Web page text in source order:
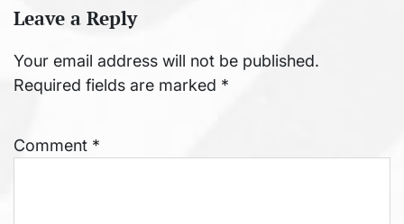
Leave a Reply
Your email address will not be published.
Required fields are marked *
Comment *